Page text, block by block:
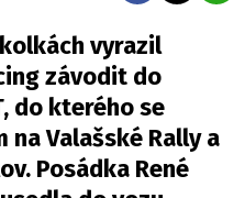
vyrazil
závodit do
do kterého se
Valašské Rally a
Posádka René